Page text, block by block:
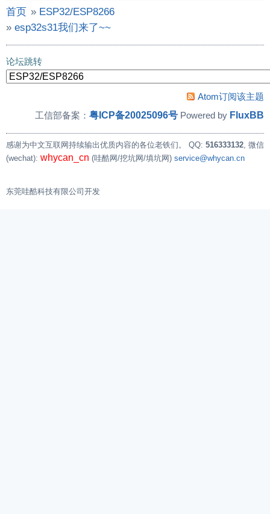
首页 » ESP32/ESP8266
» esp32s31我们来了~~
论坛跳转
Atom订阅该主题
工信部备案： 粤ICP备20025096号 Powered by FluxBB
感谢为中文互联网持续输出优质内容的各位老铁们。 QQ: 516333132, 微信
(wechat): whycan_cn (哇酷网/挖坑网/填坑网) service@whycan.cn
东莞哇酷科技有限公司开发